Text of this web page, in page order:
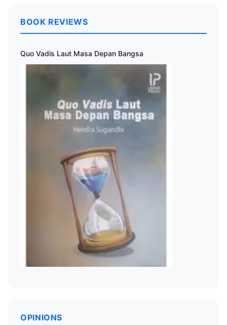
BOOK REVIEWS
Quo Vadis Laut Masa Depan Bangsa
OPINIONS